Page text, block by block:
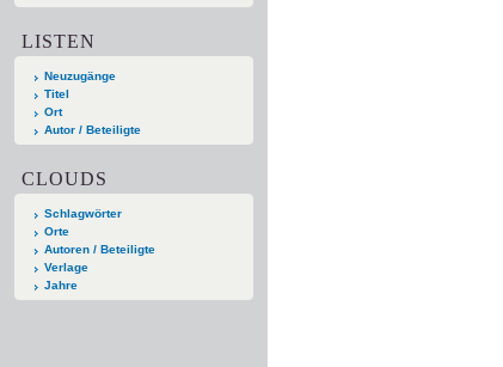
LISTEN
Neuzugänge
Titel
Ort
Autor / Beteiligte
CLOUDS
Schlagwörter
Orte
Autoren / Beteiligte
Verlage
Jahre